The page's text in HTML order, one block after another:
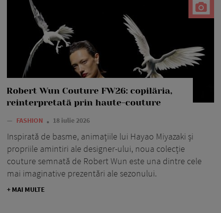
Robert Wun Couture FW26: copilăria,
reinterpretată prin haute-couture
— FASHION 18 iulie 2026
Inspirată de basme, animațiile lui Hayao Miyazaki și
propriile amintiri ale designer-ului, noua colecție
couture semnată de Robert Wun este una dintre cele
mai imaginative prezentări ale sezonului.
+ MAI MULTE